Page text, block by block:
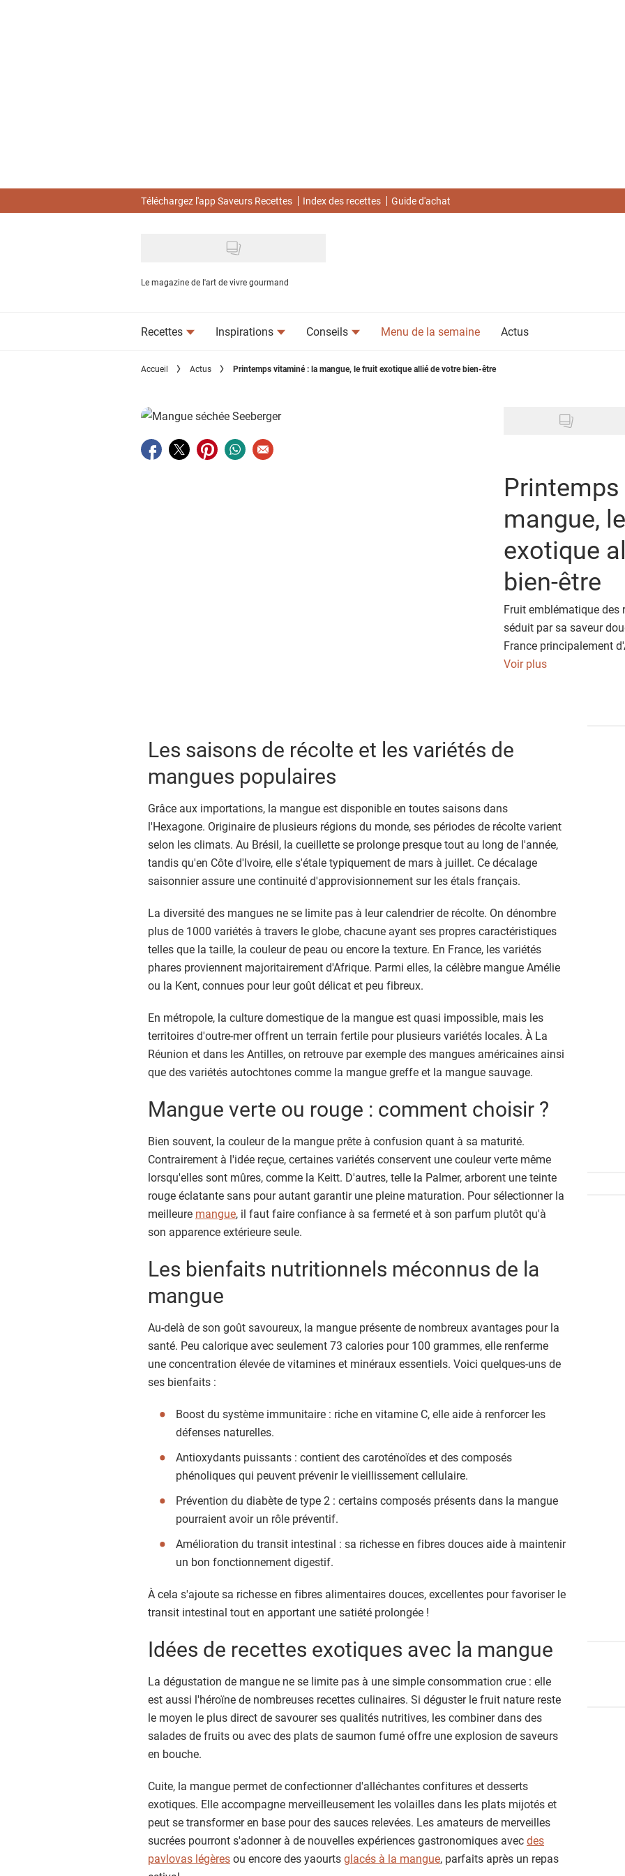
Téléchargez l'app Saveurs Recettes Index des recettes Guide d'achat
Le magazine de l'art de vivre gourmand
Recettes Inspirations Conseils Menu de la semaine Actus
Accueil Actus Printemps vitaminé : la mangue, le fruit exotique allié de votre bien-être
Partager sur facebook
Partager sur twitter
Partager sur pinterest
Partager sur whatsapp
Envoyer à un ami
mangue,
exotique
bien-être
Fruit emblématique des
séduit par sa saveur
France principalement
elle fait partie intégrante
Voir plus
Les saisons de récolte et les variétés de
mangues populaires
Grâce aux importations, la mangue est disponible en toutes saisons dans
l'Hexagone. Originaire de plusieurs régions du monde, ses périodes de récolte varient
selon les climats. Au Brésil, la cueillette se prolonge presque tout au long de l'année,
tandis qu'en Côte d'Ivoire, elle s'étale typiquement de mars à juillet. Ce décalage
saisonnier assure une continuité d'approvisionnement sur les étals français.
La diversité des mangues ne se limite pas à leur calendrier de récolte. On dénombre
plus de 1000 variétés à travers le globe, chacune ayant ses propres caractéristiques
telles que la taille, la couleur de peau ou encore la texture. En France, les variétés
phares proviennent majoritairement d'Afrique. Parmi elles, la célèbre mangue Amélie
ou la Kent, connues pour leur goût délicat et peu fibreux.
En métropole, la culture domestique de la mangue est quasi impossible, mais les
territoires d'outre-mer offrent un terrain fertile pour plusieurs variétés locales. À La
Réunion et dans les Antilles, on retrouve par exemple des mangues américaines ainsi
que des variétés autochtones comme la mangue greffe et la mangue sauvage.
Mangue verte ou rouge : comment choisir ?
Bien souvent, la couleur de la mangue prête à confusion quant à sa maturité.
Contrairement à l'idée reçue, certaines variétés conservent une couleur verte même
lorsqu'elles sont mûres, comme la Keitt. D'autres, telle la Palmer, arborent une teinte
rouge éclatante sans pour autant garantir une pleine maturation. Pour sélectionner la
meilleure mangue, il faut faire confiance à sa fermeté et à son parfum plutôt qu'à
son apparence extérieure seule.
Les bienfaits nutritionnels méconnus de la
mangue
Au-delà de son goût savoureux, la mangue présente de nombreux avantages pour la
santé. Peu calorique avec seulement 73 calories pour 100 grammes, elle renferme
une concentration élevée de vitamines et minéraux essentiels. Voici quelques-uns de
ses bienfaits :
Boost du système immunitaire : riche en vitamine C, elle aide à renforcer les
défenses naturelles.
Antioxydants puissants : contient des caroténoïdes et des composés
phénoliques qui peuvent prévenir le vieillissement cellulaire.
Prévention du diabète de type 2 : certains composés présents dans la mangue
pourraient avoir un rôle préventif.
Amélioration du transit intestinal : sa richesse en fibres douces aide à maintenir
un bon fonctionnement digestif.
À cela s'ajoute sa richesse en fibres alimentaires douces, excellentes pour favoriser le
transit intestinal tout en apportant une satiété prolongée !
Idées de recettes exotiques avec la mangue
La dégustation de mangue ne se limite pas à une simple consommation crue : elle
est aussi l'héroïne de nombreuses recettes culinaires. Si déguster le fruit nature reste
le moyen le plus direct de savourer ses qualités nutritives, les combiner dans des
salades de fruits ou avec des plats de saumon fumé offre une explosion de saveurs
en bouche.
Cuite, la mangue permet de confectionner d'alléchantes confitures et desserts
exotiques. Elle accompagne merveilleusement les volailles dans les plats mijotés et
peut se transformer en base pour des sauces relevées. Les amateurs de merveilles
sucrées pourront s'adonner à de nouvelles expériences gastronomiques avecdes
pavlovas légèresou encore des yaourtsglacés à la mangue, parfaits après un repas